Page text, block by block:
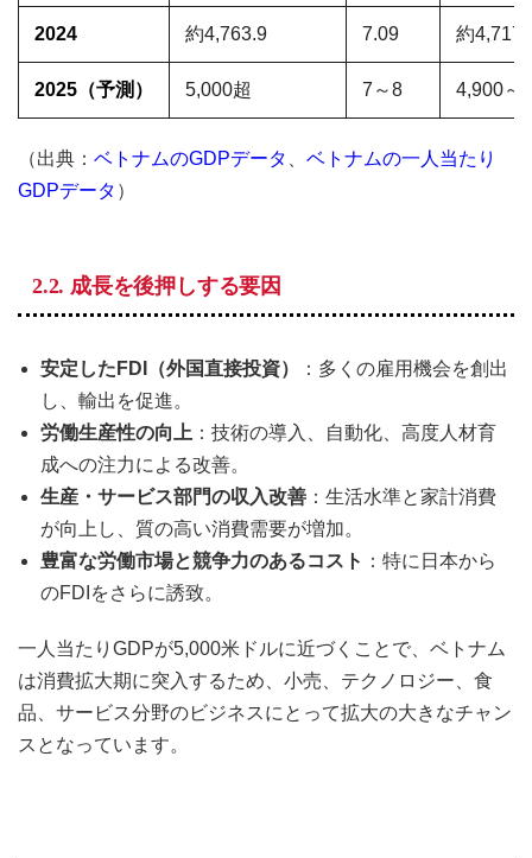
2024 約4,763.9 7.09 約4,717
2025（予測） 5,000超 7～8 4,900～
（出典： ベトナムのGDPデータ 、 ベトナムの一人当たり
GDPデータ ）
2.2. 成長を後押しする要因
安定したFDI（外国直接投資）
：多くの雇用機会を創出
し、輸出を促進。
労働生産性の向上 ：技術の導入、自動化、高度人材育
成への注力による改善。
生産・サービス部門の収入改善 ：生活水準と家計消費
が向上し、質の高い消費需要が増加。
豊富な労働市場と競争力のあるコスト ：特に日本から
のFDIをさらに誘致。
一人当たりGDPが5,000米ドルに近づくことで、ベトナム
は消費拡大期に突入するため、小売、テクノロジー、食
品、サービス分野のビジネスにとって拡大の大きなチャン
スとなっています。